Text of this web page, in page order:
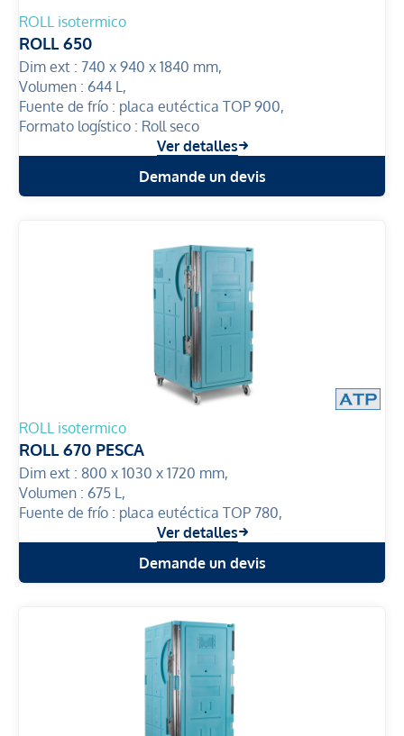
ROLL isotermico
ROLL 650
Dim ext : 740 x 940 x 1840 mm,
Volumen : 644 L,
Fuente de frío : placa eutéctica TOP 900,
Formato logístico : Roll seco
Ver detalles
Demande un devis
ROLL isotermico
ROLL 670 PESCA
Dim ext : 800 x 1030 x 1720 mm,
Volumen : 675 L,
Fuente de frío : placa eutéctica TOP 780,
Ver detalles
Demande un devis